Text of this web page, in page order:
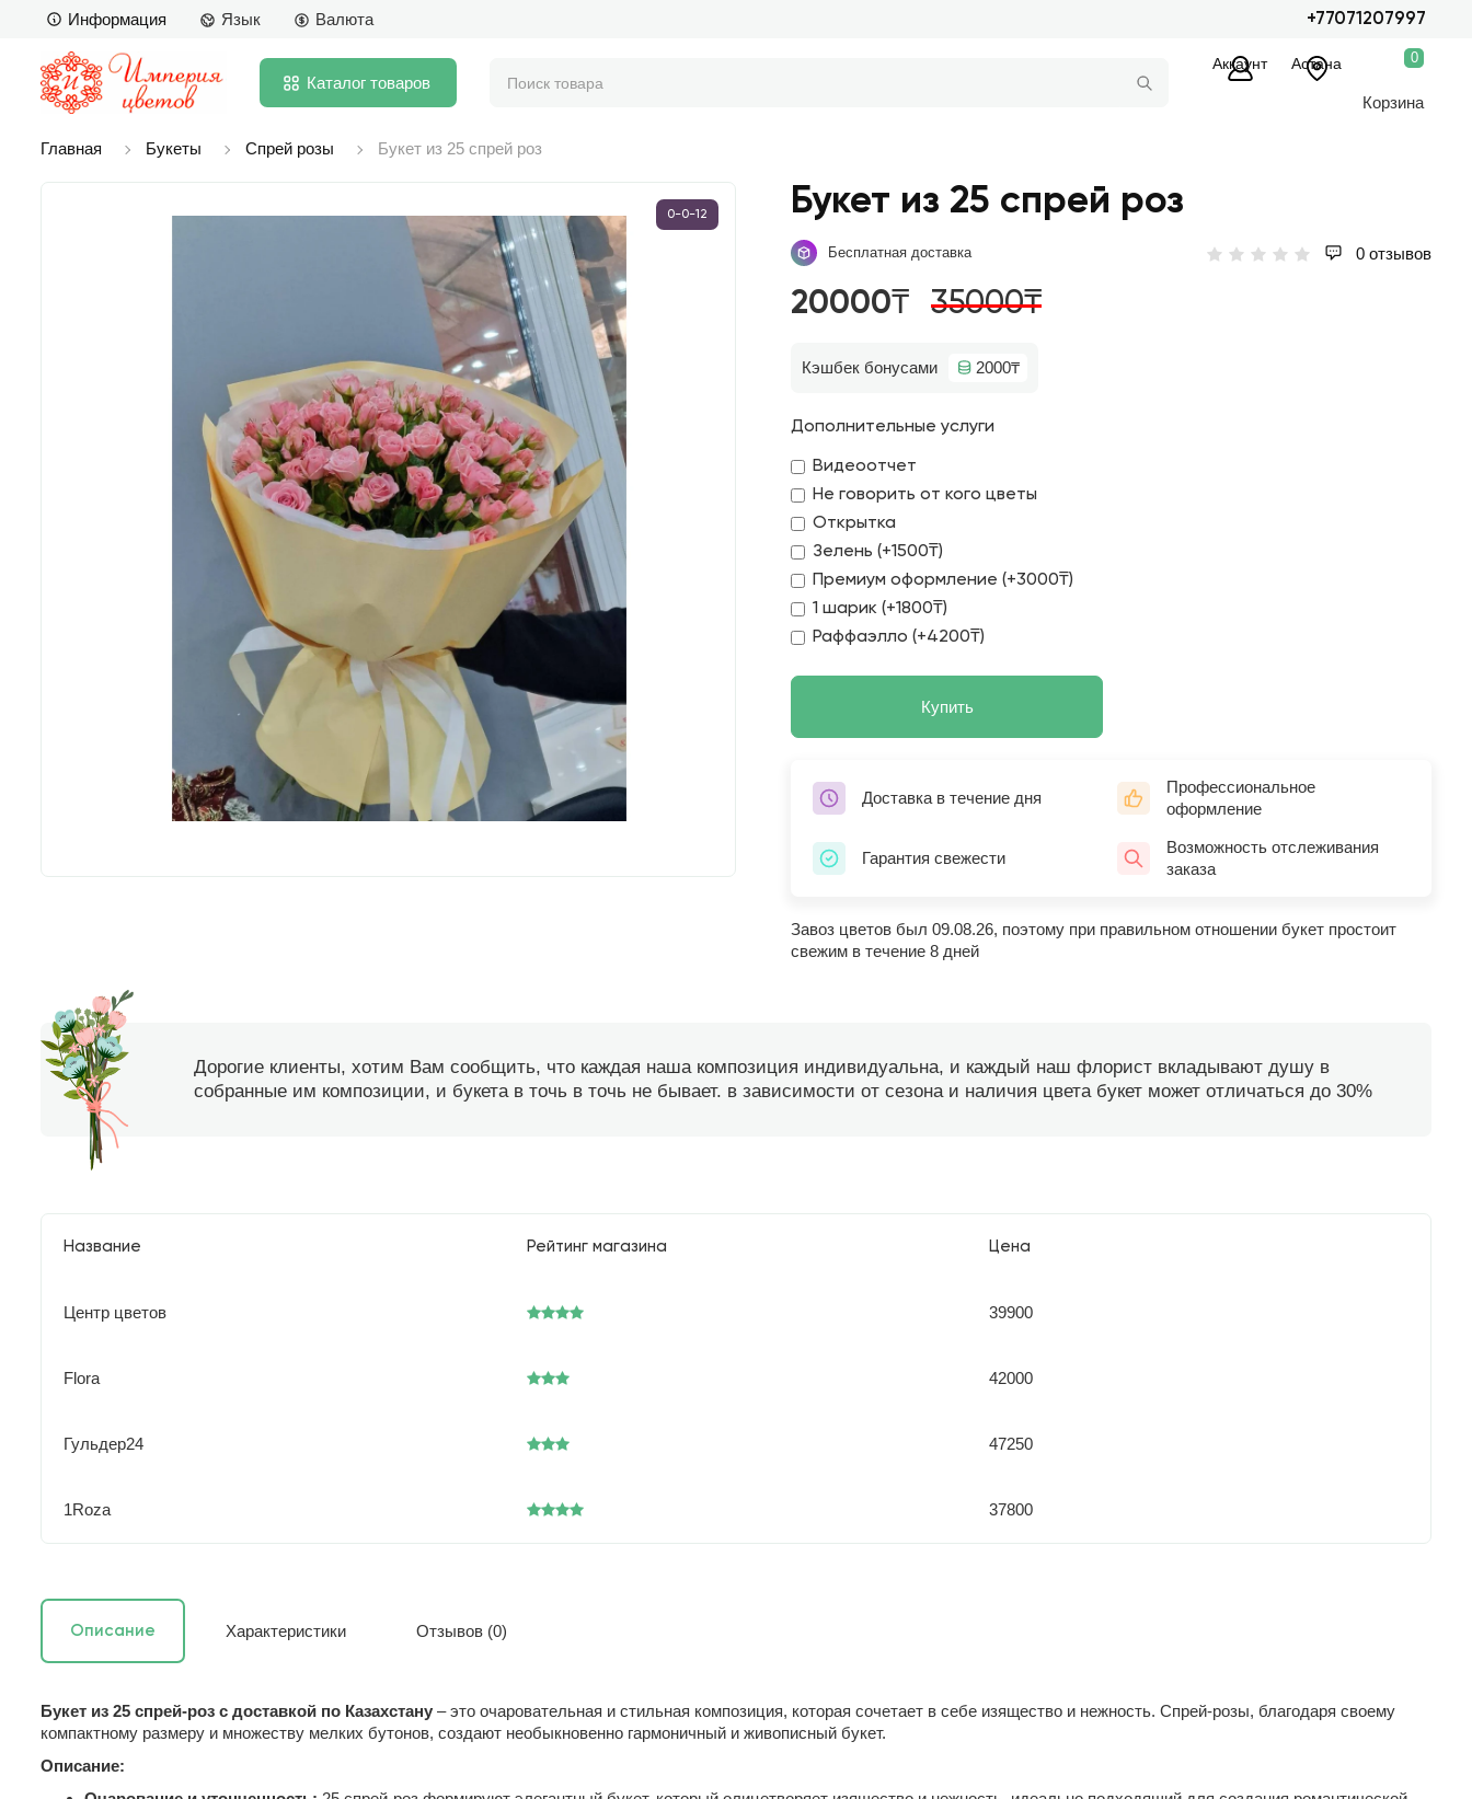
Информация Язык Валюта +77071207997
Каталог товаров
Аккаунт Астана 0
Корзина
Главная Букеты Спрей розы Букет из 25 спрей роз
0-0-12 Букет из 25 спрей роз
Бесплатная доставка 0 отзывов
20000₸ 35000₸
Кэшбек бонусами 2000₸
Дополнительные услуги
Видеоотчет
Не говорить от кого цветы
Открытка
Зелень (+1500₸)
Премиум оформление (+3000₸)
1 шарик (+1800₸)
Раффаэлло (+4200₸)
Купить
Доставка в течение дня
Профессиональное
оформление
Гарантия свежести
Возможность отслеживания
заказа
Завоз цветов был 09.08.26, поэтому при правильном отношении букет простоит
свежим в течение 8 дней
Дорогие клиенты, хотим Вам сообщить, что каждая наша композиция индивидуальна, и каждый наш флорист вкладывают душу в
собранные им композиции, и букета в точь в точь не бывает. в зависимости от сезона и наличия цвета букет может отличаться до 30%
Название Рейтинг магазина Цена
Центр цветов 39900
Flora 42000
Гульдер24 47250
1Roza 37800
Описание Характеристики Отзывов (0)
Букет из 25 спрей-роз с доставкой по Казахстану – это очаровательная и стильная композиция, которая сочетает в себе изящество и нежность. Спрей-розы, благодаря своему
компактному размеру и множеству мелких бутонов, создают необыкновенно гармоничный и живописный букет.
Описание: